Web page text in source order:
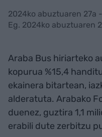
2024ko abuztuaren 27a -
Eg. 2024ko abuztuaren
Araba Bus hiriarteko
kopurua %15,4
ekainera bitartean,
alderatuta. Arabako
duenez, guztira 1,1
erabili dute zerbitzu